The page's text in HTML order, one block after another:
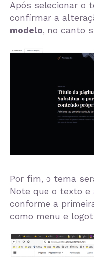
Após selecionar o
confirmar a
modelo, no canto
Por fim, o tema
Note que o texto e
conforme a
como menu e